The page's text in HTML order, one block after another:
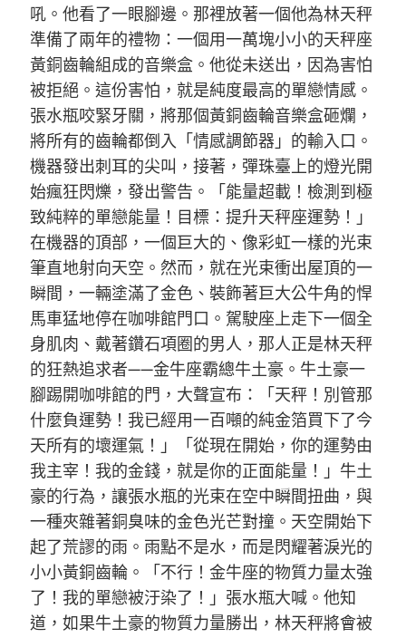
吼。他看了一眼腳邊。那裡放著一個他為林天秤
準備了兩年的禮物：一個用一萬塊小小的天秤座
黃銅齒輪組成的音樂盒。他從未送出，因為害怕
被拒絕。這份害怕，就是純度最高的單戀情感。
張水瓶咬緊牙關，將那個黃銅齒輪音樂盒砸爛，
將所有的齒輪都倒入「情感調節器」的輸入口。
機器發出刺耳的尖叫，接著，彈珠臺上的燈光開
始瘋狂閃爍，發出警告。「能量超載！檢測到極
致純粹的單戀能量！目標：提升天秤座運勢！」
在機器的頂部，一個巨大的、像彩虹一樣的光束
筆直地射向天空。然而，就在光束衝出屋頂的一
瞬間，一輛塗滿了金色、裝飾著巨大公牛角的悍
馬車猛地停在咖啡館門口。駕駛座上走下一個全
身肌肉、戴著鑽石項圈的男人，那人正是林天秤
的狂熱追求者——金牛座霸總牛土豪。牛土豪一
腳踢開咖啡館的門，大聲宣布：「天秤！別管那
什麼負運勢！我已經用一百噸的純金箔買下了今
天所有的壞運氣！」「從現在開始，你的運勢由
我主宰！我的金錢，就是你的正面能量！」牛土
豪的行為，讓張水瓶的光束在空中瞬間扭曲，與
一種夾雜著銅臭味的金色光芒對撞。天空開始下
起了荒謬的雨。雨點不是水，而是閃耀著淚光的
小小黃銅齒輪。「不行！金牛座的物質力量太強
了！我的單戀被汙染了！」張水瓶大喊。他知
道，如果牛土豪的物質力量勝出，林天秤將會被